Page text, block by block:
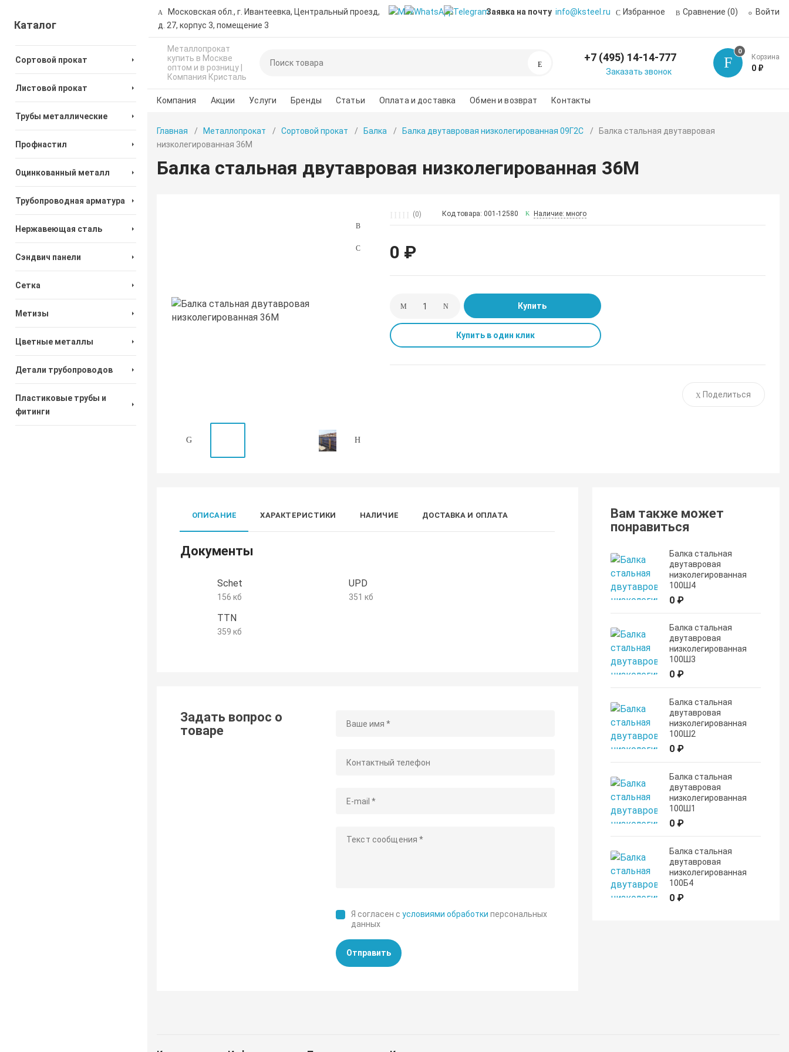
Московская обл., г. Ивантеевка, Центральный проезд,
д. 27, корпус 3, помещение 3
Заявка на почту info@ksteel.ru Избранное Сравнение (0) Войти
Металлопрокат
купить в Москве
оптом и в розницу |
Компания Кристаль
Поиск +7 (495) 14-14-777
Заказать звонок
0
Корзина
0 ₽
Компания Акции Услуги Бренды Статьи Оплата и доставка Обмен и возврат Контакты
Каталог
Сортовой прокат
Листовой прокат
Трубы металлические
Профнастил
Оцинкованный металл
Трубопроводная арматура
Нержавеющая сталь
Сэндвич панели
Сетка
Метизы
Цветные металлы
Детали трубопроводов
Пластиковые трубы и
фитинги
Главная Металлопрокат Сортовой прокат Балка Балка двутавровая низколегированная 09Г2С
Балка стальная двутавровая
низколегированная 36М
Балка стальная двутавровая низколегированная 36М
(0) Код товара: 001-12580 Наличие: много
0 ₽
Купить
Купить в один клик
Поделиться
ОПИСАНИЕ ХАРАКТЕРИСТИКИ НАЛИЧИЕ ДОСТАВКА И ОПЛАТА
Документы
Schet
156 кб
UPD
351 кб
TTN
359 кб
Задать вопрос о
товаре
Я согласен сусловиями обработки персональных
данных
Отправить
Вам также может
понравиться
Балка стальная
двутавровая
низколегированная
100Ш4
0 ₽
Балка стальная
двутавровая
низколегированная
100Ш3
0 ₽
Балка стальная
двутавровая
низколегированная
100Ш2
0 ₽
Балка стальная
двутавровая
низколегированная
100Ш1
0 ₽
Балка стальная
двутавровая
низколегированная
100Б4
0 ₽